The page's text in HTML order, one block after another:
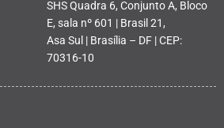
SHS Quadra 6, Conjunto A, Bloco
E, sala nº 601 | Brasil 21,
Asa Sul | Brasília – DF | CEP:
70316-10